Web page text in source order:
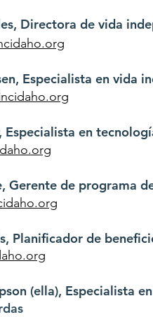
Directora de vida
Especialista en vida
Especialista en
Gerente de programa
Planificador de
(ella), Especialista